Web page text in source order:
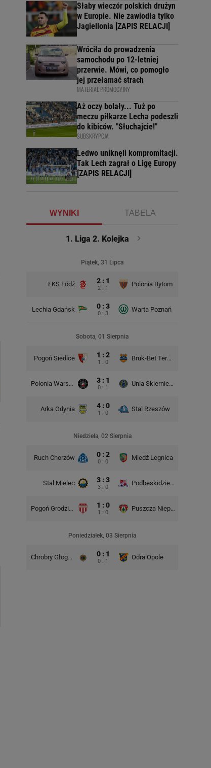
Słaby wieczór polskich drużyn
w Europie. Nie zawiodła tylko
Jagiellonia [ZAPIS RELACJI]
Wróciła do prowadzenia
samochodu po 12-letniej
przerwie. Mówi, co pomogło
jej przełamać strach
MATERIAŁ PROMOCYJNY
Aż oczy bolały... Tuż po
meczu piłkarze Lecha podeszli
do kibiców. "Słuchajcie!"
SUBSKRYPCJA
Ledwo uniknęli kompromitacji.
Tak Lech zagrał o Ligę Europy
[ZAPIS RELACJI]
WYNIKI TABELA
1. Liga 2. Kolejka
Piątek, 31 Lipca
ŁKS Łódź 2 : 1
2 : 1
Polonia Bytom
Lechia Gdańsk 0 : 3
0 : 3
Warta Poznań
Sobota, 01 Sierpnia
Pogoń Siedlce 1 : 2
1 : 0
Bruk-Bet Termalica Nieciecza
Polonia Warszawa 3 : 1
0 : 1
Unia Skierniewice
Arka Gdynia 4 : 0
1 : 0
Stal Rzeszów
Niedziela, 02 Sierpnia
Ruch Chorzów 0 : 2
0 : 0
Miedź Legnica
Stal Mielec 3 : 3
3 : 0
Podbeskidzie Bielsko-Biała
Pogoń Grodzisk Mazowiecki 1 : 0
1 : 0
Puszcza Niepołomice
Poniedziałek, 03 Sierpnia
Chrobry Głogów 0 : 1
0 : 1
Odra Opole